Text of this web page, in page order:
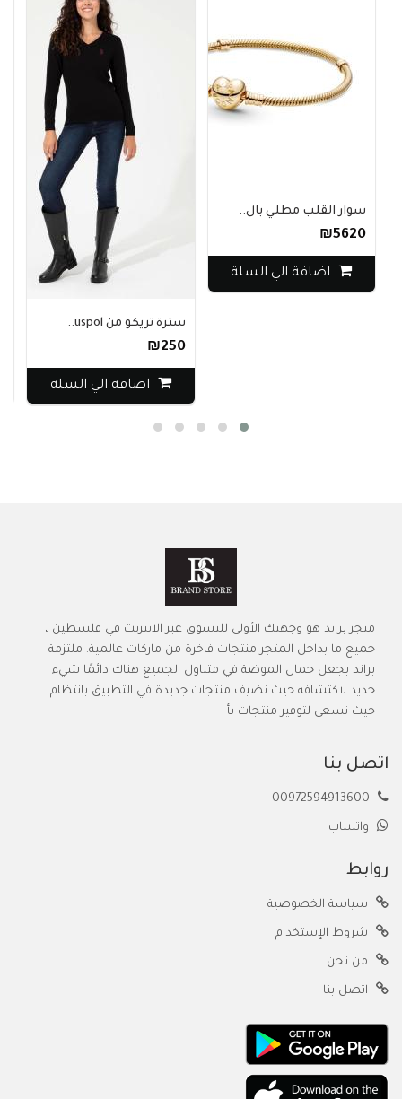
سوار القلب مطلي بال..
₪5620
اضافة الي السلة
سترة تريكو من uspol..
₪250
اضافة الي السلة
متجر براند هو وجهتك الأولى للتسوق عبر الانترنت في فلسطين ،
جميع ما بداخل المتجر منتجات فاخرة من ماركات عالمية. ملتزمة
براند بجعل جمال الموضة في متناول الجميع هناك دائمًا شيء
جديد لاكتشافه حيث نضيف منتجات جديدة في التطبيق بانتظام.
حيث نسعى لتوفير منتجات بأ
اتصل بنا
واتساب
روابط
سياسة الخصوصية
شروط الإستخدام
من نحن
اتصل بنا